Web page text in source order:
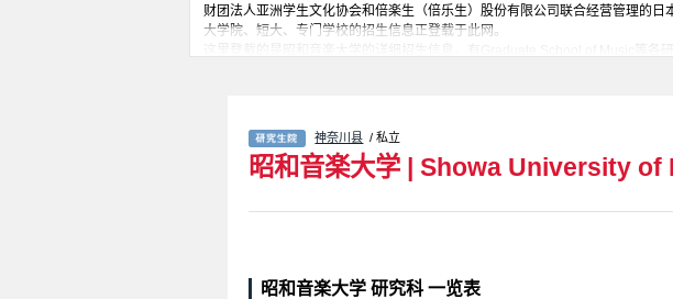
财团法人亚洲学生文化协会和倍楽生（倍乐生）股份有限公司联合经营管理的
大学院、短大、专门学校的招生信息正登载于此网。
这里登载的是昭和音楽大学的详细招生信息。有Graduate School of Music等
神奈川县 / 私立
昭和音楽大学 | Showa University of
昭和音楽大学 研究科 一览表